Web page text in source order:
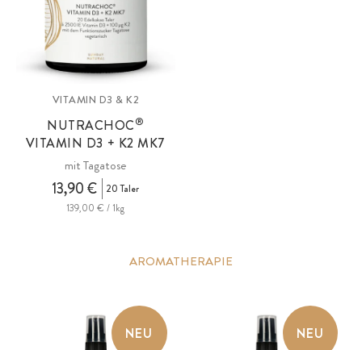
VITAMIN D3 & K2
NUTRACHOC®
VITAMIN D3 + K2 MK7
mit Tagatose
13,90 €
20 Taler
139,00 € / 1kg
AROMATHERAPIE
NEU NEU